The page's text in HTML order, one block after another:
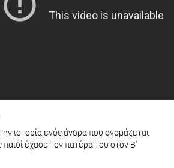
ιστορία ενός άνδρα που ονομάζεται
έχασε τον πατέρα του στον Β'